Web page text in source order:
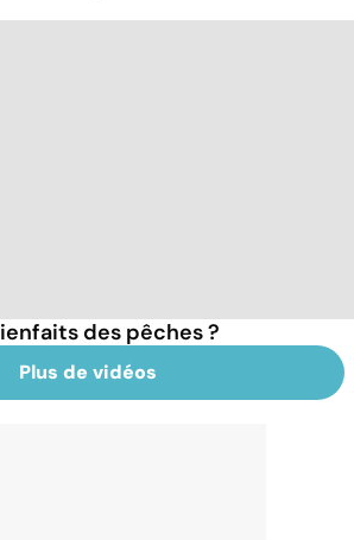
des pêches ?
Plus de vidéos